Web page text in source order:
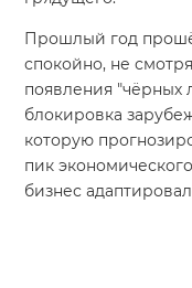
Прошлый год
спокойно, не
появления "чёрных
блокировка
которую
пик
бизнес